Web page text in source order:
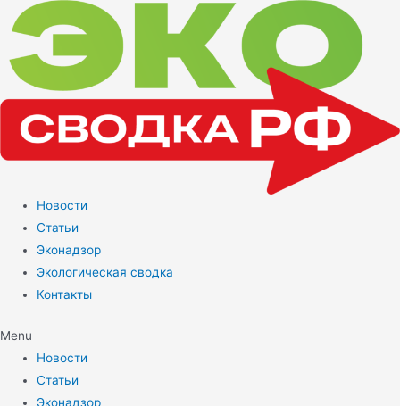
Перейти
содержимому
Новости
Статьи
Эконадзор
Экологическая сводка
Контакты
Menu
Новости
Статьи
Эконадзор